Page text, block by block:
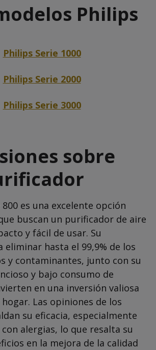
Philips
Philips Serie 1000
Philips Serie 2000
Philips Serie 3000
sobre
800 es una excelente opción
buscan un purificador de aire
y fácil de usar. Su
eliminar hasta el 99,9% de los
y contaminantes, junto con su
y bajo consumo de
en una inversión valiosa
Las opiniones de los
su eficacia, especialmente
alergias, lo que resalta su
en la mejora de la calidad